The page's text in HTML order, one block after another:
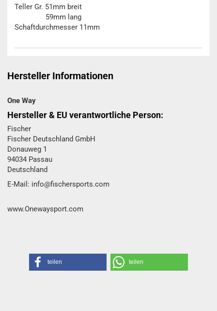
Teller Gr. 51mm breit
59mm lang
Schaftdurchmesser 11mm
Hersteller Informationen
One Way
Hersteller & EU verantwortliche Person:
Fischer
Fischer Deutschland GmbH
Donauweg 1
94034 Passau
Deutschland
E-Mail: info@fischersports.com
www.Onewaysport.com
teilen teilen